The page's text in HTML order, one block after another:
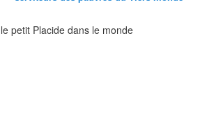
le petit Placide dans le monde